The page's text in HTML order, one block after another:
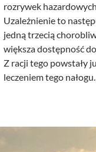
rozrywek
Uzależnienie to
jedną trzecią
większa dostępność
Z racji tego powstały
leczeniem tego nałogu.